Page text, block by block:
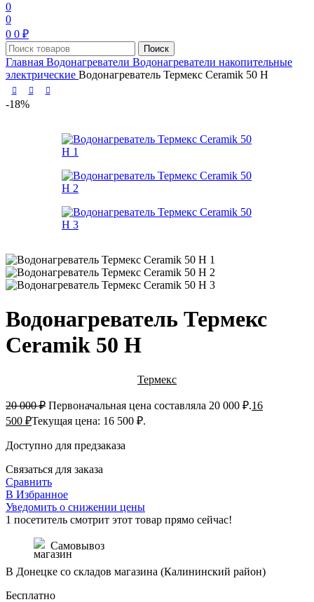
0
0
0 0 ₽
Поиск
Главная Водонагреватели Водонагреватели накопительные
электрические Водонагреватель Термекс Ceramik 50 H
-18%
Водонагреватель Термекс
Ceramik 50 H
Термекс
20 000₽ Первоначальная цена составляла 20 000 ₽.16
500 ₽Текущая цена: 16 500 ₽.
Доступно для предзаказа
Связаться для заказа
Сравнить
В Избранное
Уведомить о снижении цены
1 посетитель смотрит этот товар прямо сейчас!
Самовывоз
В Донецке со складов магазина (Калининский район)
Бесплатно